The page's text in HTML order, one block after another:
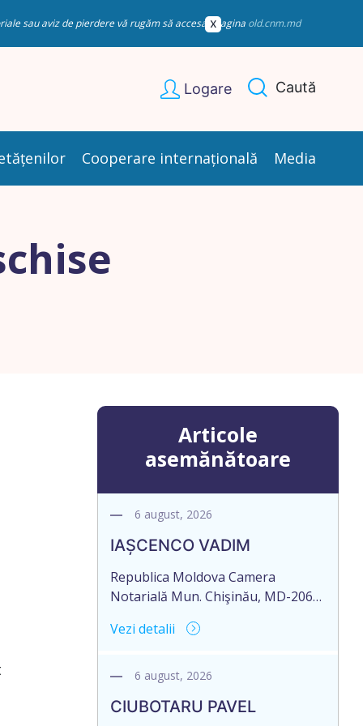
sau aviz de pierdere vă rugăm să accesați pagina old.cnm.md
Logare Caută
Cooperare internațională Media
Articole
asemănătoare
6 august, 2026
IAȘCENCO VADIM
Republica Moldova Camera
Notarială Mun. Chişinău, MD-2068,
Notarial al Notarului PANCOVA
45-07 Nr. de ieșire: 485 Din 06
MD-2012, mun. Chișinău, str.
Vezi detalii
6 august, 2026
CIUBOTARU PAVEL